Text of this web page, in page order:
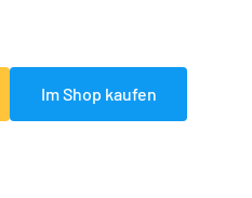
Im Shop kaufen